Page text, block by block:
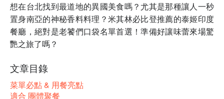
想在台北找到最道地的異國美食嗎？尤其是那種讓人一秒
置身南亞的神秘香料料理？米其林必比登推薦的泰姬印度
餐廳，絕對是老饕們口袋名單首選！準備好讓味蕾來場驚
艷之旅了嗎？
文章目錄
菜單必點 & 用餐亮點
適合 團體聚餐